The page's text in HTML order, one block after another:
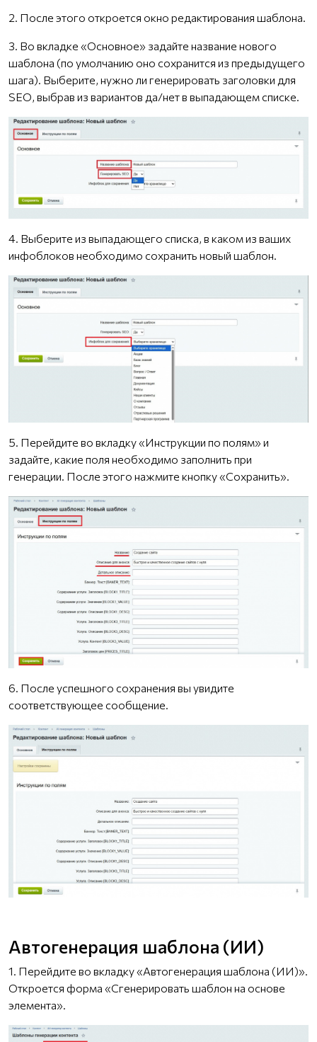
2. После этого откроется окно редактирования шаблона.
3. Во вкладке «Основное» задайте название нового
шаблона (по умолчанию оно сохранится из предыдущего
шага). Выберите, нужно ли генерировать заголовки для
SEO, выбрав из вариантов да/нет в выпадающем списке.
4. Выберите из выпадающего списка, в каком из ваших
инфоблоков необходимо сохранить новый шаблон.
5. Перейдите во вкладку «Инструкции по полям» и
задайте, какие поля необходимо заполнить при
генерации. После этого нажмите кнопку «Сохранить».
6. После успешного сохранения вы увидите
соответствующее сообщение.
Автогенерация шаблона (ИИ)
1. Перейдите во вкладку «Автогенерация шаблона (ИИ)».
Откроется форма «Сгенерировать шаблон на основе
элемента».